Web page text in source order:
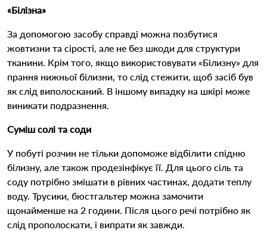
«Білізна»
За допомогою засобу справді можна позбутися
жовтизни та сірості, але не без шкоди для структури
тканини. Крім того, якщо використовувати «Білизну» для
прання нижньої білизни, то слід стежити, щоб засіб був
як слід виполосканий. В іншому випадку на шкірі може
виникати подразнення.
Суміш солі та соди
У побуті розчин не тільки допоможе відбілити спідню
білизну, але також продезінфікує її. Для цього сіль та
соду потрібно змішати в рівних частинах, додати теплу
воду. Трусики, бюстгальтер можна замочити
щонайменше на 2 години. Після цього речі потрібно як
слід прополоскати, і випрати як завжди.